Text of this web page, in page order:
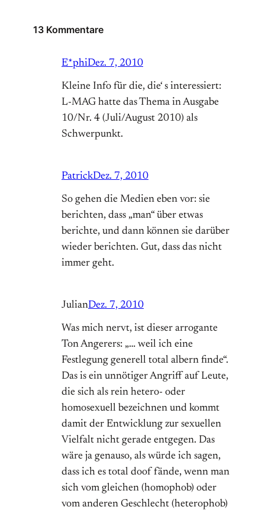
13 Kommentare
E*phiDez. 7, 2010
Kleine Info für die, die‘ s interessiert:
L-MAG hatte das Thema in Ausgabe
10/Nr. 4 (Juli/August 2010) als
Schwerpunkt.
PatrickDez. 7, 2010
So gehen die Medien eben vor: sie
berichten, dass „man“ über etwas
berichte, und dann können sie darüber
wieder berichten. Gut, dass das nicht
immer geht.
JulianDez. 7, 2010
Was mich nervt, ist dieser arrogante
Ton Angerers: „… weil ich eine
Festlegung generell total albern finde“.
Das is ein unnötiger Angriff auf Leute,
die sich als rein hetero- oder
homosexuell bezeichnen und kommt
damit der Entwicklung zur sexuellen
Vielfalt nicht gerade entgegen. Das
wäre ja genauso, als würde ich sagen,
dass ich es total doof fände, wenn man
sich vom gleichen (homophob) oder
vom anderen Geschlecht (heterophob)